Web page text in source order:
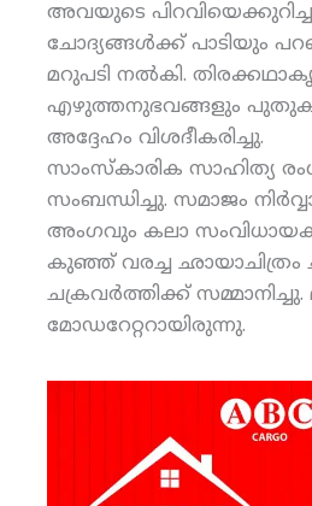
അവയുടെ
ചോദ്യങ്ങള്‍ക്ക് പാടിയും
മറുപടി നല്‍കി.
എഴുത്തനുഭവങ്ങളും
അദ്ദേഹം വിശദീകരിച്ചു.
സാംസ്‌കാരിക സാഹിത്യ
സംബന്ധിച്ചു. സമാജം
അംഗവും കലാ
കുഞ്ഞ് വരച്ച ഛായാചിത്രം
ചക്രവര്‍ത്തിക്ക്
മോഡറേറ്ററായിരുന്നു.